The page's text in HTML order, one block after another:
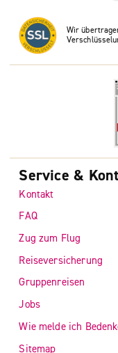
Wir
Service &
Kontakt
FAQ
Zug zum Flug
Reiseversicherung
Gruppenreisen
Jobs
Wie melde ich
Sitemap